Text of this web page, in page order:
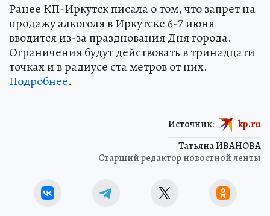
Ранее КП-Иркутск писала о том, что запрет на
продажу алкоголя в Иркутске 6-7 июня
вводится из-за празднования Дня города.
Ограничения будут действовать в тринадцати
точках и в радиусе ста метров от них.
Подробнее.
Татьяна ИВАНОВА
Старший редактор новостной ленты
Источник: kp.ru